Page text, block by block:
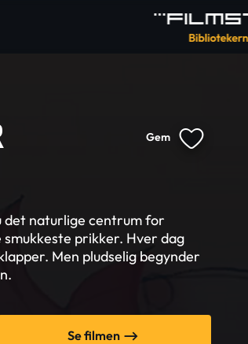
Gem
det naturlige centrum for
prikker. Hver dag
Men pludselig begynder
Se filmen